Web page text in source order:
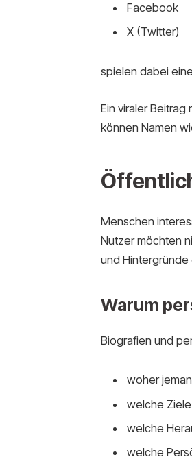
Facebook
X (Twitter)
spielen dabei
Ein viraler
können Namen
Menschen
Nutzer möchten
und Hintergründe
Warum
Biografien und
woher
welche
welche
welche